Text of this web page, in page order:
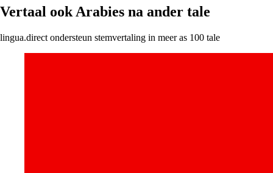
Vertaal ook Arabies na ander tale
lingua.direct ondersteun stemvertaling in meer as 100 tale